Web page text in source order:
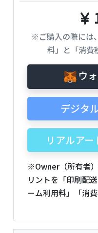
※ご購入の際には
料」と「消費
ウ
デジタ
リアルア
※Owner（所有者
リントを「印刷配
ーム利用料」「消